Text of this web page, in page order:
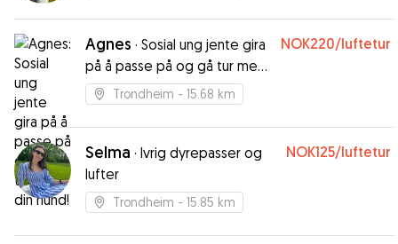
Agnes · Sosial ung jente gira
på å passe på og gå tur med
din hund!
NOK220/luftetur
Trondheim - 15.68 km
Selma · Ivrig dyrepasser og
lufter
NOK125/luftetur
Trondheim - 15.85 km